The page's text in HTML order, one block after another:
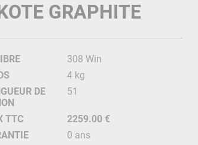
GRAPHITE
308 Win
4 kg
DE
51
TTC
2259.00 €
0 ans